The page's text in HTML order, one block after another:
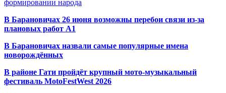
формировании народа
В Барановичах 26 июня возможны перебои связи из-за
плановых работ A1
В Барановичах назвали самые популярные имена
новорождённых
В районе Гати пройдёт крупный мото-музыкальный
фестиваль MotoFestWest 2026